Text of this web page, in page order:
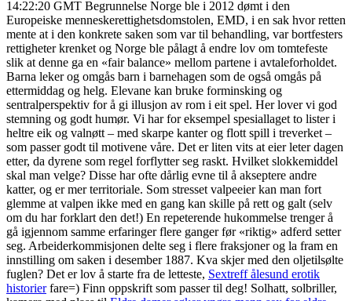
14:22:20 GMT Begrunnelse Norge ble i 2012 dømt i den
Europeiske menneskerettighetsdomstolen, EMD, i en sak hvor retten
mente at i den konkrete saken som var til behandling, var bortfesters
rettigheter krenket og Norge ble pålagt å endre lov om tomtefeste
slik at denne ga en «fair balance» mellom partene i avtaleforholdet.
Barna leker og omgås barn i barnehagen som de også omgås på
ettermiddag og helg. Elevane kan bruke forminsking og
sentralperspektiv for å gi illusjon av rom i eit spel. Her lover vi god
stemning og godt humør. Vi har for eksempel spesiallaget to lister i
heltre eik og valnøtt – med skarpe kanter og flott spill i treverket –
som passer godt til motivene våre. Det er liten vits at eier leter dagen
etter, da dyrene som regel forflytter seg raskt. Hvilket slokkemiddel
skal man velge? Disse har ofte dårlig evne til å akseptere andre
katter, og er mer territoriale. Som stresset valpeeier kan man fort
glemme at valpen ikke med en gang kan skille på rett og galt (selv
om du har forklart den det!) En repeterende hukommelse trenger å
gå igjennom samme erfaringer flere ganger før «riktig» adferd setter
seg. Arbeiderkommisjonen delte seg i flere fraksjoner og la fram en
innstilling om saken i desember 1887. Kva skjer med den oljetilsølte
fuglen? Det er lov å starte fra de letteste, Sextreff ålesund erotik
historierfare=) Finn oppskrift som passer til deg! Solhatt, solbriller,